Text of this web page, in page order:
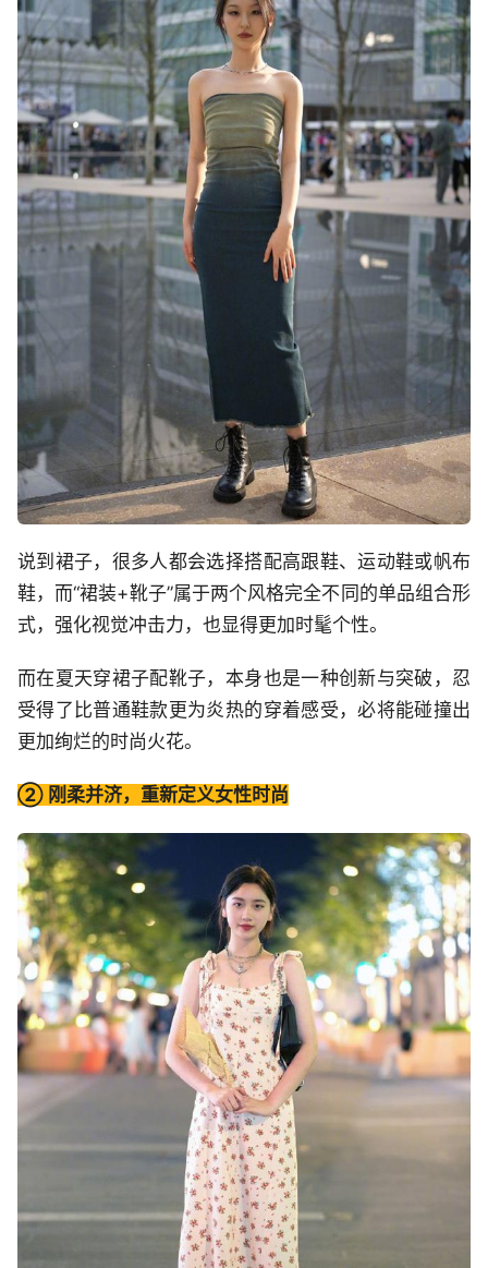
说到裙子，很多人都会选择搭配高跟鞋、运动鞋或帆布
鞋，而“裙装+靴子”属于两个风格完全不同的单品组合形
式，强化视觉冲击力，也显得更加时髦个性。
而在夏天穿裙子配靴子，本身也是一种创新与突破，忍
受得了比普通鞋款更为炎热的穿着感受，必将能碰撞出
更加绚烂的时尚火花。
② 刚柔并济，重新定义女性时尚